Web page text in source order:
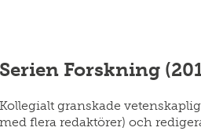
Serien Forskning
Kollegialt granskade
med flera redaktörer) och